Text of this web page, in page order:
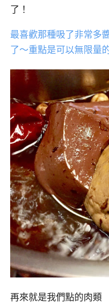
了！
最喜歡那種吸了非常多
了～重點是可以無限量
再來就是我們點的肉類